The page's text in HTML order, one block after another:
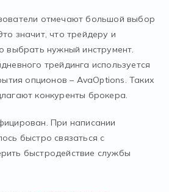
отмечают большой выбор
значит, что трейдеру и
выбрать нужный инструмент.
трейдинга используется
опционов – AvaOptions. Таких
конкуренты брокера.
При написании
быстро связаться с
быстродействие службы